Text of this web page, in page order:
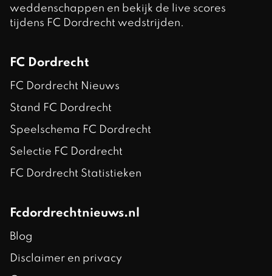
weddenschappen en bekijk de live scores
tijdens FC Dordrecht wedstrijden.
FC Dordrecht
FC Dordrecht Nieuws
Stand FC Dordrecht
Speelschema FC Dordrecht
Selectie FC Dordrecht
FC Dordrecht Statistieken
Fcdordrechtnieuws.nl
Blog
Disclaimer en privacy